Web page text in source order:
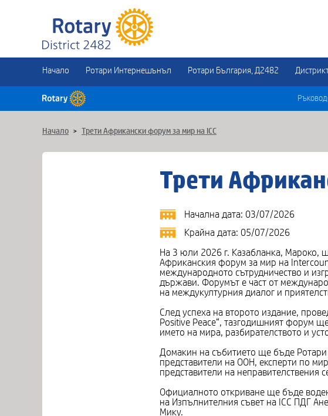
Начало Ротари Интернешънъл Ротари България, Д2482
Начало > Трети Африкански форум за мир на ICC
Трети
Начална дата: 03/07/2026
Крайна дата: 05/07/2026
На 3 юли 2026 г. Казабланка, Мароко,
Африканския форум за мир на
международното сътрудничество и
държави. Форумът е част от
на междукултурния диалог и
След успеха на второто издание,
Positive Peace“, тазгодишният форум
името на мира, разбирателството и
Домакин на събитието ще бъде
представители на ООН, експерти по
представители на неправителствения
Официалното откриване ще бъде
на Изпълнителния съвет на ICC ПДГ
Мику.